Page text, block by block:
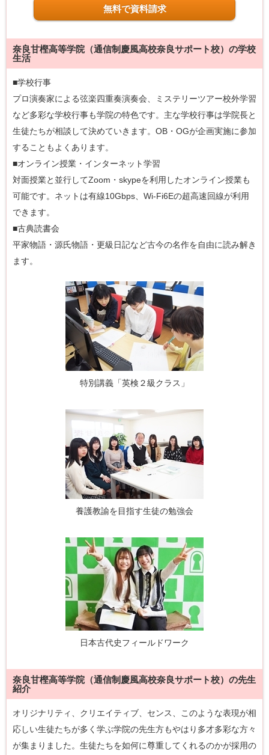
無料で資料請求
奈良甘樫高等学院（通信制慶風高校奈良サポート校）の学校
生活
■学校行事
プロ演奏家による弦楽四重奏演奏会、ミステリーツアー校外学習
など多彩な学校行事も学院の特色です。主な学校行事は学院長と
生徒たちが相談して決めていきます。OB・OGが企画実施に参加
することもよくあります。
■オンライン授業・インターネット学習
対面授業と並行してZoom・skypeを利用したオンライン授業も
可能です。ネットは有線10Gbps、Wi-Fi6Eの超高速回線が利用
できます。
■古典読書会
平家物語・源氏物語・更級日記など古今の名作を自由に読み解き
ます。
特別講義「英検２級クラス」
養護教諭を目指す生徒の勉強会
日本古代史フィールドワーク
奈良甘樫高等学院（通信制慶風高校奈良サポート校）の先生
紹介
オリジナリティ、クリエイティブ、センス、このような表現が相
応しい生徒たちが多く学ぶ学院の先生方もやはり多才多彩な方々
が集まりました。生徒たちを如何に尊重してくれるのかが採用の